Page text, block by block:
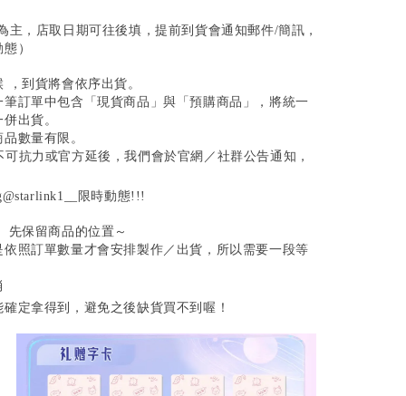
主，店取日期可往後填，提前到貨會通知郵件/簡訊，
）
，到貨將會依序出貨。
訂單中包含「現貨商品」與「預購商品」，將統一
出貨。
數量有限。
抗力或官方延後，我們會於官網／社群公告通知，
限時動態!!!
先保留商品的位置～
照訂單數量才會安排製作／出貨，所以需要一段等
定拿得到，避免之後缺貨買不到喔！